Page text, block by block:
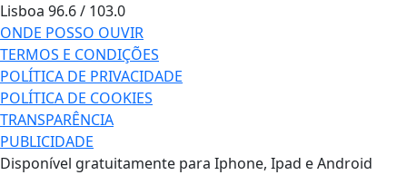
Lisboa 96.6 / 103.0
ONDE POSSO OUVIR
TERMOS E CONDIÇÕES
POLÍTICA DE PRIVACIDADE
POLÍTICA DE COOKIES
TRANSPARÊNCIA
PUBLICIDADE
Disponível gratuitamente para Iphone, Ipad e Android